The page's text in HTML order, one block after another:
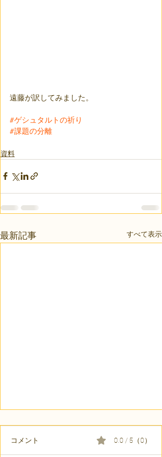
遠藤が訳してみました。
#ゲシュタルトの祈り
#課題の分離
資料
最新記事 すべて表示
コメント 0.0 / 5（0）